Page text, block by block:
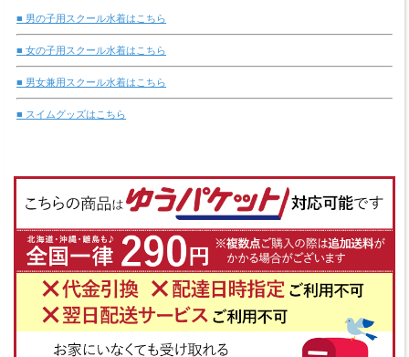
■ 男の子用スクール水着はこちら
■ 女の子用スクール水着はこちら
■ 男女兼用スクール水着はこちら
■ スイムグッズはこちら